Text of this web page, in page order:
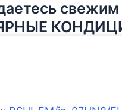
свежим